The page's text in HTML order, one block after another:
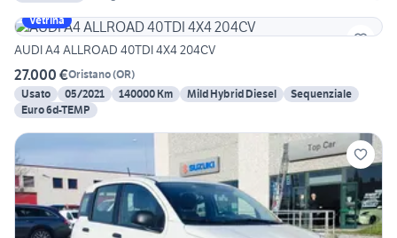
Vetrina
AUDI A4 ALLROAD 40TDI 4X4 204CV
27.000 €Oristano(OR)
Usato
05/2021 140000 Km Mild Hybrid Diesel
Sequenziale
Euro 6d-TEMP